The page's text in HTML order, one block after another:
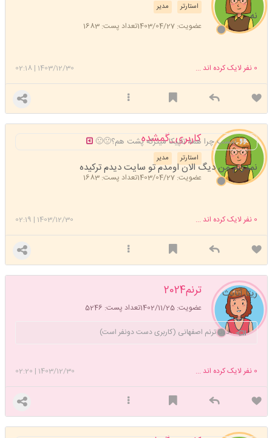
مدیر استارتر
عضویت: 1403/04/27 تعداد پست: 1683
نه
1403/12/30
|
02:18 0 نفر لایک کرده اند ...
کاربری_گمشده
مدیر استارتر
عضویت: 1403/04/27 تعداد پست: 1683
امشب چرا همه تاپیکا میترکه پشت هم؟🙁🙁
نمدونم من دیگ الان اومدم تو سایت دیدم ترکیده
1403/12/30
|
02:19 0 نفر لایک کرده اند ...
ترنم2024
عضویت: 1402/11/25 تعداد پست: 5246
ریتا آتانث
دوتا ترنم اصفهانی (کاربری دست دونفر است)
1403/12/30
|
02:20 0 نفر لایک کرده اند ...